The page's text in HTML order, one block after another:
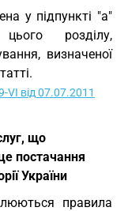
у підпункті "а"
розділу,
визначеної
VI від 07.07.2011
що
постачання
України
правила